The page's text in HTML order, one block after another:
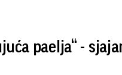
paelja“ -